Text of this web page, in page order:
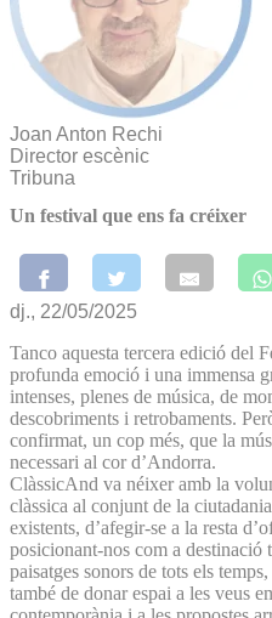
Joan Anton Rechi
Director escènic
Tribuna
Un festival que ens fa créixer
dj., 22/05/2025
Tanco aquesta tercera edició del
profunda emoció i una immensa
intenses, plenes de música, de
descobriments i retrobaments.
confirmat, un cop més, que la
necessari al cor d’Andorra.
ClàssicAnd va néixer amb la
clàssica al conjunt de la
existents, d’afegir-se a la resta
posicionant-nos com a destinació
paisatges sonors de tots els
també de donar espai a les veus